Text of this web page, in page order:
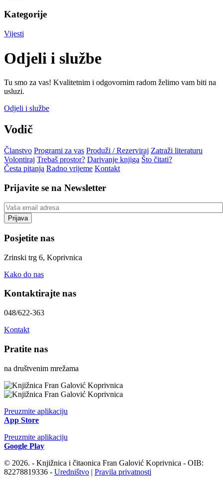
Kategorije
Vijesti
Odjeli i službe
Tu smo za vas! Kvalitetnim i odgovornim radom želimo vam biti na
usluzi.
Odjeli i službe
Vodič
Članstvo Programi za vas Produži / Rezerviraj Zatraži literaturu
Volontiraj Trebaš prostor? Darivanje knjiga Što čitati?
Česta pitanja Radno vrijeme Kontakt
Prijavite se na Newsletter
Posjetite nas
Zrinski trg 6, Koprivnica
Kako do nas
Kontaktirajte nas
048/622-363
Kontakt
Pratite nas
na društvenim mrežama
Preuzmite aplikaciju
App Store
Preuzmite aplikaciju
Google Play
© 2026. - Knjižnica i čitaonica Fran Galović Koprivnica - OIB:
82278819336 - Uredništvo | Pravila privatnosti